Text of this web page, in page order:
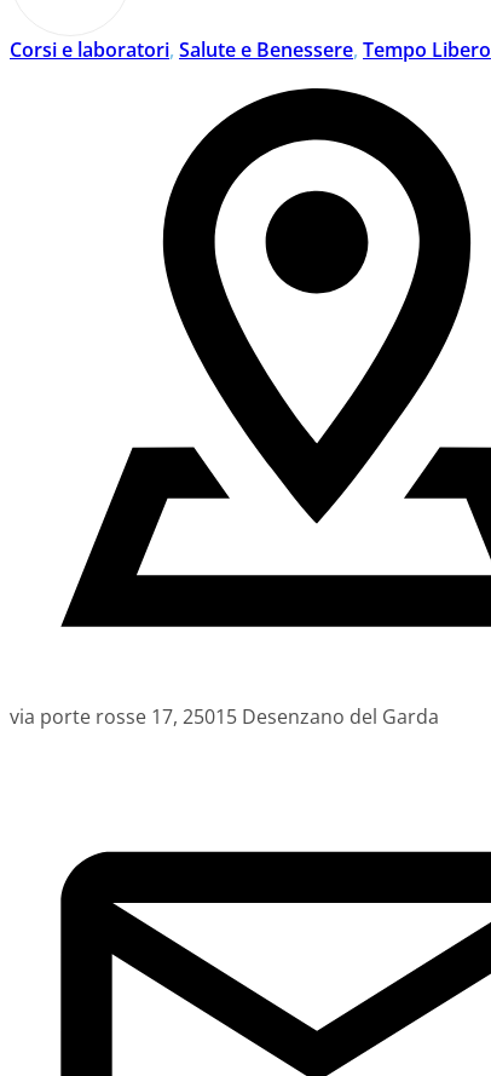
Corsi e laboratori, Salute e Benessere, Tempo Libero
via porte rosse 17, 25015 Desenzano del Garda